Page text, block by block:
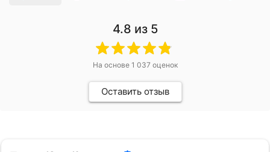
4.8 из 5
На основе 1 037 оценок
Оставить отзыв